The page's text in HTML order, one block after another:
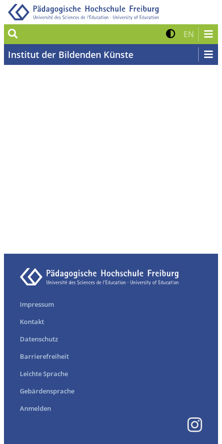
Suche Kontrast
EN Zur
Institut der Bildenden Künste
Impressum
Kontakt
Datenschutz
Barrierefreiheit
Leichte Sprache
Gebärdensprache
Anmelden